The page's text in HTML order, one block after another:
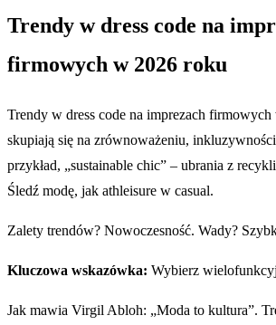
Trendy w dress code na
firmowych w 2026 roku
Trendy w dress code na imprezach
skupiają się na zrównoważeniu,
przykład, „sustainable chic” – ubrania z
Śledź modę, jak athleisure w casual.
Zalety trendów? Nowoczesność. Wady?
Kluczowa wskazówka: Wybierz
Jak mawia Virgil Abloh: „Moda to kultura”.